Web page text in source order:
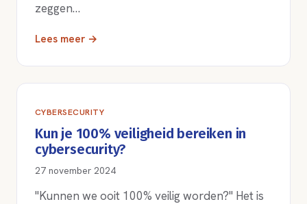
zeggen…
Lees meer →
CYBERSECURITY
Kun je 100% veiligheid bereiken in
cybersecurity?
27 november 2024
"Kunnen we ooit 100% veilig worden?" Het is